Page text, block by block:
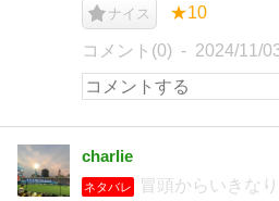
ナイス ★10
コメント(0) 2024/11/
charlie
ネタバレ
冒頭からいきな